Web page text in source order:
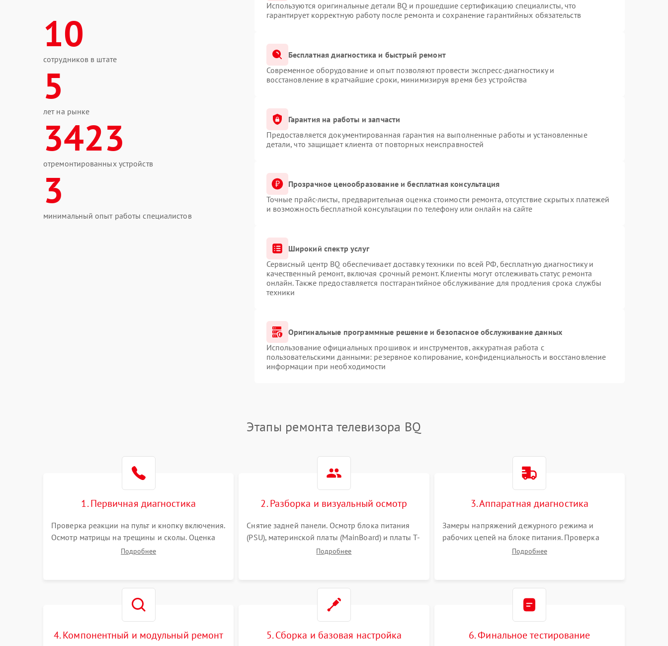
10
сотрудников в штате
5
лет на рынке
3423
отремонтированных устройств
3
минимальный опыт работы специалистов
Используются оригинальные детали BQ и прошедшие сертификацию специалисты, что
гарантирует корректную работу после ремонта и сохранение гарантийных обязательств
Бесплатная диагностика и быстрый ремонт
Современное оборудование и опыт позволяют провести экспресс-диагностику и
восстановление в кратчайшие сроки, минимизируя время без устройства
Гарантия на работы и запчасти
Предоставляется документированная гарантия на выполненные работы и установленные
детали, что защищает клиента от повторных неисправностей
Прозрачное ценообразование и бесплатная консультация
Точные прайс-листы, предварительная оценка стоимости ремонта, отсутствие скрытых платежей
и возможность бесплатной консультации по телефону или онлайн на сайте
Широкий спектр услуг
Сервисный центр BQ обеспечивает доставку техники по всей РФ, бесплатную диагностику и
качественный ремонт, включая срочный ремонт. Клиенты могут отслеживать статус ремонта
онлайн. Также предоставляется постгарантийное обслуживание для продления срока службы
техники
Оригинальные программные решение и безопасное обслуживание данных
Использование официальных прошивок и инструментов, аккуратная работа с
пользовательскими данными: резервное копирование, конфиденциальность и восстановление
информации при необходимости
Этапы ремонта телевизора BQ
1. Первичная диагностика
Проверка реакции на пульт и кнопку включения.
Осмотр матрицы на трещины и сколы. Оценка
звука, наличия подсветки и индикаторов
Подробнее
2. Разборка и визуальный осмотр
Снятие задней панели. Осмотр блока питания
(PSU), материнской платы (MainBoard) и платы T-
Con на вздутые конденсаторы, прогары,
Подробнее
3. Аппаратная диагностика
Замеры напряжений дежурного режима и
рабочих цепей на блоке питания. Проверка
видеосигналов на плате T-Con с помощью
Подробнее
4. Компонентный и модульный ремонт 5. Сборка и базовая настройка 6. Финальное тестирование